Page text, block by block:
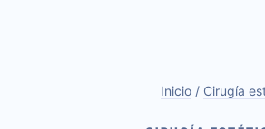
Inicio / Cirugía